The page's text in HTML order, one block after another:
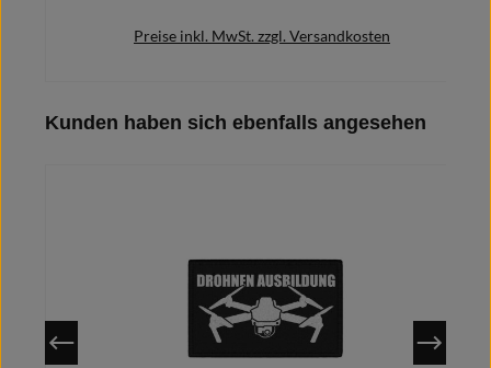
Preise inkl. MwSt. zzgl. Versandkosten
Produktgalerie überspringen
Kunden haben sich ebenfalls angesehen